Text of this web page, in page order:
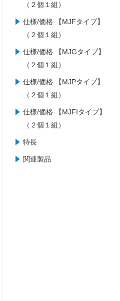
（２個１組）
仕様/価格 【MJFタイプ】
（２個１組）
仕様/価格 【MJGタイプ】
（２個１組）
仕様/価格 【MJPタイプ】
（２個１組）
仕様/価格 【MJFIタイプ】
（２個１組）
特長
関連製品